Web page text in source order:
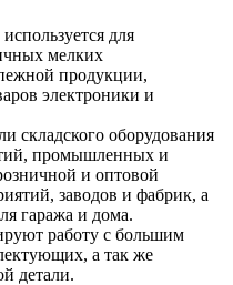
для
мелких
продукции,
электроники и
складского оборудования
промышленных и
и оптовой
заводов и фабрик, а
гаража и дома.
работу с большим
а так же
детали.